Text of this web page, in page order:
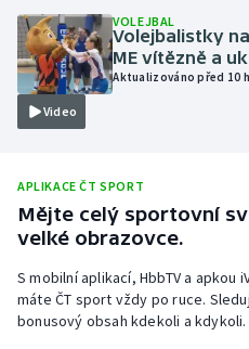
Parasport
Plavání
Ragby
Rychlobruslení
Rychlostní kanoistika
Video
VOLEJBAL
Volejbalistky
ME vítězně a
Aktualizováno před 10
APLIKACE ČT SPORT
Mějte celý sportovní
velké obrazovce.
S mobilní aplikací, HbbTV a
máte ČT sport vždy po ruce.
bonusový obsah kdekoli a kdykoli.